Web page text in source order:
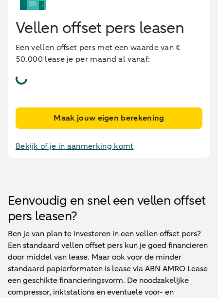
Vellen offset pers leasen
Een vellen offset pers met een waarde van €
50.000 lease je per maand al vanaf:
Maak jouw eigen berekening
Bekijk of je in aanmerking komt
Eenvoudig en snel een vellen offset
pers leasen?
Ben je van plan te investeren in een vellen offset pers?
Een standaard vellen offset pers kun je goed financieren
door middel van lease. Maar ook voor de minder
standaard papierformaten is lease via ABN AMRO Lease
een geschikte financieringsvorm. De noodzakelijke
compressor, inktstations en eventuele voor- en